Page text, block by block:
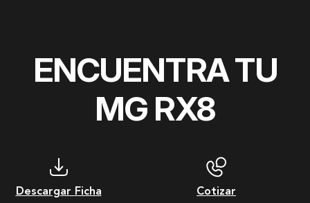
ENCUENTRA TU
MG RX8
Descargar Ficha Cotizar